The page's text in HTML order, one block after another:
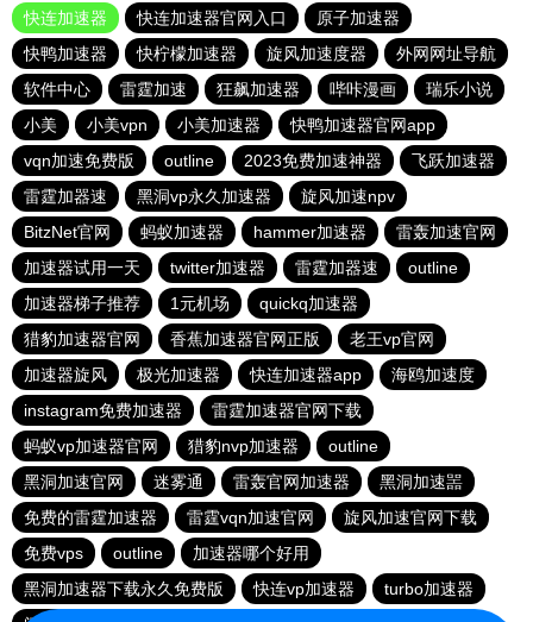
快连加速器
快连加速器官网入口
原子加速器
快鸭加速器
快柠檬加速器 旋风加速度器
外网网址导航
软件中心
雷霆加速 狂飙加速器 哔咔漫画
瑞乐小说
小美
小美vpn 小美加速器
快鸭加速器官网app
vqn加速免费版
outline 2023免费加速神器
飞跃加速器
雷霆加器速
黑洞vp永久加速器
旋风加速npv
BitzNet官网
蚂蚁加速器 hammer加速器
雷轰加速官网
加速器试用一天
twitter加速器 雷霆加器速
outline
加速器梯子推荐
1元机场
quickq加速器
猎豹加速器官网
香蕉加速器官网正版
老王vp官网
加速器旋风
极光加速器 快连加速器app
海鸥加速度
instagram免费加速器
雷霆加速器官网下载
蚂蚁vp加速器官网
猎豹nvp加速器
outline
黑洞加速官网
迷雾通 雷轰官网加速器
黑洞加速噐
免费的雷霆加速器
雷霆vqn加速官网
旋风加速官网下载
免费vps
outline
加速器哪个好用
黑洞加速器下载永久免费版
快连vp加速器
turbo加速器